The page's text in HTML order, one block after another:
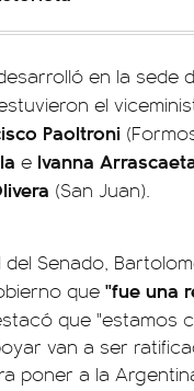
en la sede
el
Paoltroni
e Ivanna
(San Juan).
del Senado,
que "fue una
que "estamos
van a ser
poner a la